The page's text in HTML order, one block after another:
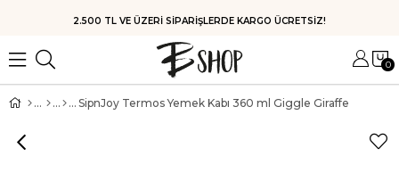
HIZLI KARGO
0
SipnJoy Termos Yemek Kabı 360 ml Giggle Giraffe